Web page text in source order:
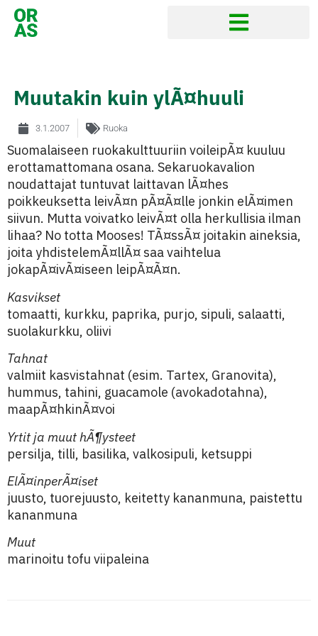
Muutakin kuin ylÃ¤huuli
3.1.2007 Ruoka
Suomalaiseen ruokakulttuuriin voileipÃ¤ kuuluu
erottamattomana osana. Sekaruokavalion
noudattajat tuntuvat laittavan lÃ¤hes
poikkeuksetta leivÃ¤n pÃ¤Ã¤lle jonkin elÃ¤imen
siivun. Mutta voivatko leivÃ¤t olla herkullisia ilman
lihaa? No totta Mooses! TÃ¤ssÃ¤ joitakin aineksia,
joita yhdistelemÃ¤llÃ¤ saa vaihtelua
jokapÃ¤ivÃ¤iseen leipÃ¤Ã¤n.
Kasvikset
tomaatti, kurkku, paprika, purjo, sipuli, salaatti,
suolakurkku, oliivi
Tahnat
valmiit kasvistahnat (esim. Tartex, Granovita),
hummus, tahini, guacamole (avokadotahna),
maapÃ¤hkinÃ¤voi
Yrtit ja muut hÃ¶ysteet
persilja, tilli, basilika, valkosipuli, ketsuppi
ElÃ¤inperÃ¤iset
juusto, tuorejuusto, keitetty kananmuna, paistettu
kananmuna
Muut
marinoitu tofu viipaleina